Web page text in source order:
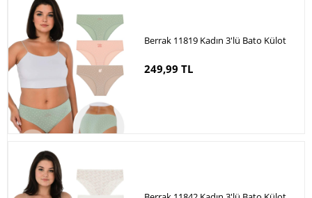
Berrak 11819 Kadın 3'lü Bato Külot
249,99 TL